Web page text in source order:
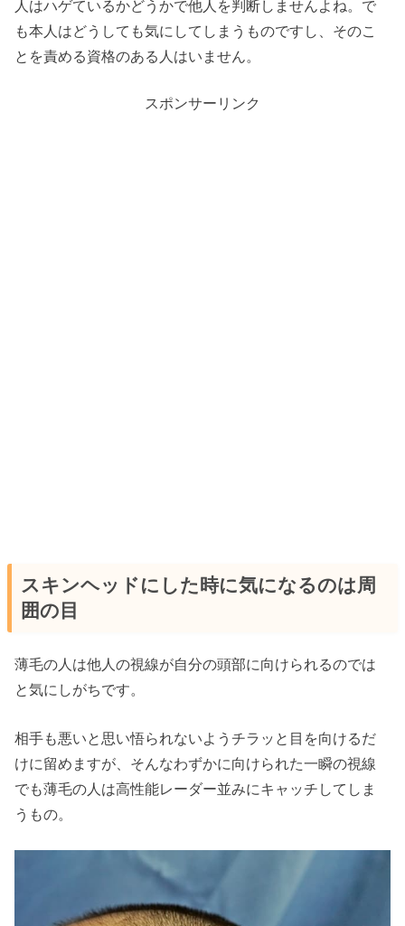
人はハゲているかどうかで他人を判断しませんよね。で
も本人はどうしても気にしてしまうものですし、そのこ
とを責める資格のある人はいません。
スポンサーリンク
スキンヘッドにした時に気になるのは周
囲の目
薄毛の人は他人の視線が自分の頭部に向けられるのでは
と気にしがちです。
相手も悪いと思い悟られないようチラッと目を向けるだ
けに留めますが、そんなわずかに向けられた一瞬の視線
でも薄毛の人は高性能レーダー並みにキャッチしてしま
うもの。